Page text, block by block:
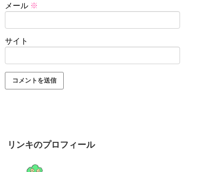
メール ※
サイト
リンキのプロフィール